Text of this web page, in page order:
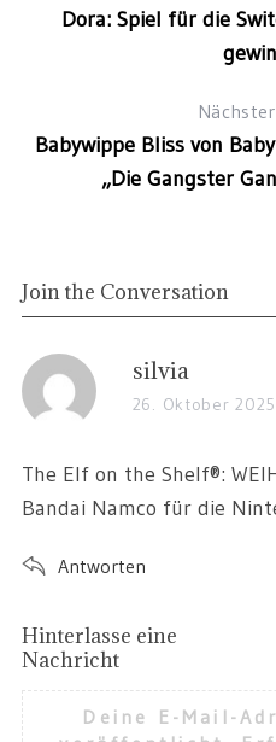
Dora: Spiel für die
Babywippe Bliss von
„Die Gangster
Join the Conversation
silvia
26. Oktober
The Elf on the Shelf®:
Bandai Namco für die
Antworten
Hinterlasse eine
Nachricht
Deine E-Mail-